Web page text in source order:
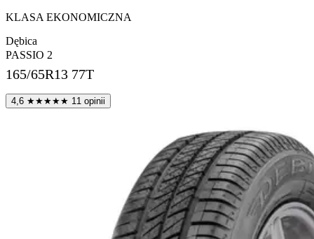
KLASA EKONOMICZNA
Dębica
PASSIO 2
165/65R13 77T
4,6 ★★★★★ 11 opinii